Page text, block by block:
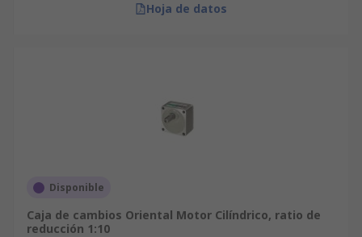
Hoja de datos
Disponible
Caja de cambios Oriental Motor Cilíndrico, ratio de
reducción 1:10